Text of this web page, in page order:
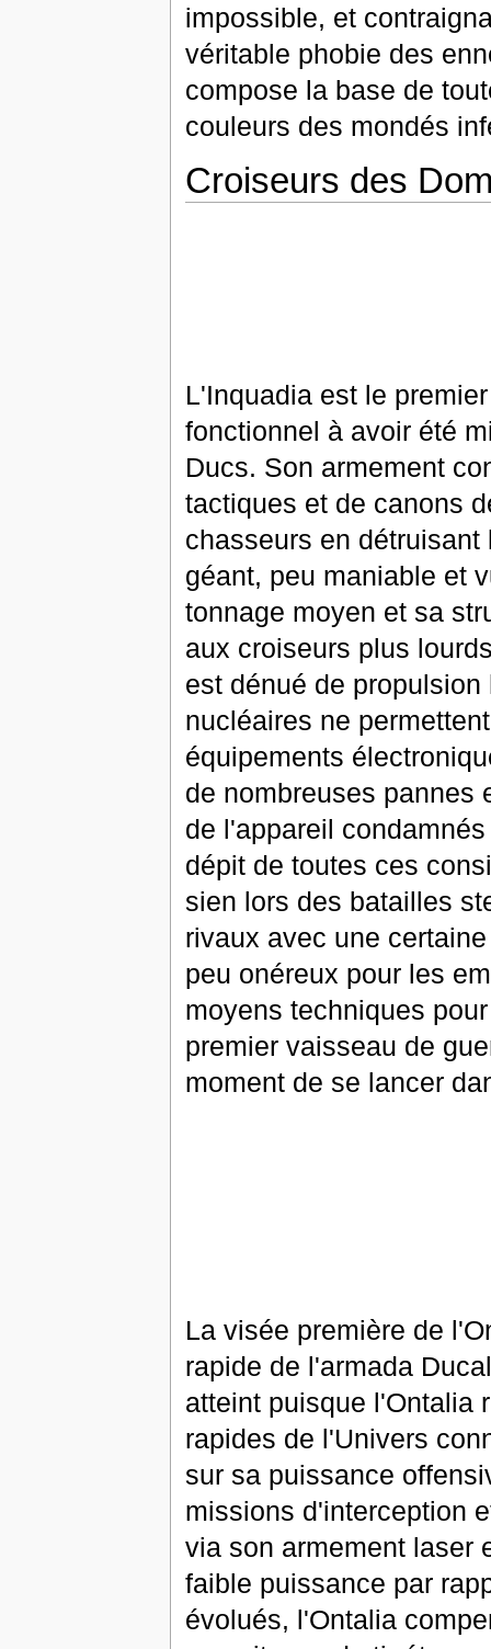
impossible, et
véritable phobie des
compose la base de
couleurs des mondés
Croiseurs des
L'Inquadia est le
fonctionnel à avoir été
Ducs. Son armement
tactiques et de canons
chasseurs en
géant, peu maniable et
tonnage moyen et sa
aux croiseurs plus
est dénué de
nucléaires ne
équipements
de nombreuses pannes
de l'appareil
dépit de toutes ces
sien lors des batailles
rivaux avec une
peu onéreux pour les
moyens techniques
premier vaisseau de
moment de se lancer
La visée première de
rapide de l'armada
atteint puisque l'Ontalia
rapides de l'Univers
sur sa puissance
missions d'interception
via son armement laser
faible puissance par
évolués, l'Ontalia